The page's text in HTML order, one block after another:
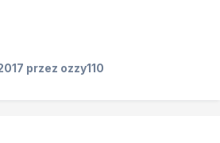
przez ozzy110